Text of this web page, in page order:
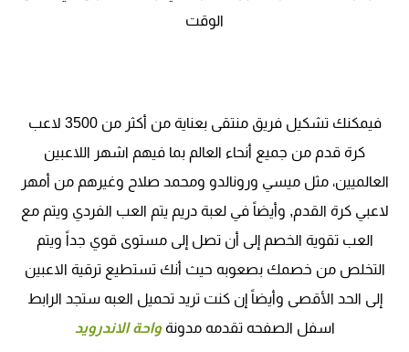
الوقت
فيمكنك تشكيل فريق منتقى بعناية من أكثر من 3500 لاعب
كرة قدم من جميع أنحاء العالم بما فيهم اشهر اللاعبين
العالميين، مثل ميسي ورونالدو ومحمد صلاح وغيرهم من أمهر
لاعبي كرة القدم, وأيضاً في لعبة دريم يتم العب الفردي ويتم مع
العب تقوية الخصم إلى أن تصل إلى مستوى قوي جداً ويتم
التخلص من خصمك بصعوبه حيث أنك تستطيع ترقية الاعبين
إلى الحد الأقصى وأيضاً إن كنت تريد تحميل العبه ستجد الرابط
اسفل الصفحه تقدمه مدونةواحة الاندرويد